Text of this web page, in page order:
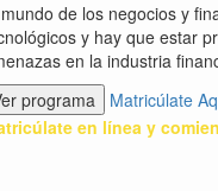
de los negocios y
y hay que estar
en la industria
programa
Matricúlate
en línea y